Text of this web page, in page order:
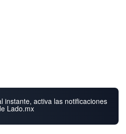
instante, activa las notificaciones
Lado.mx